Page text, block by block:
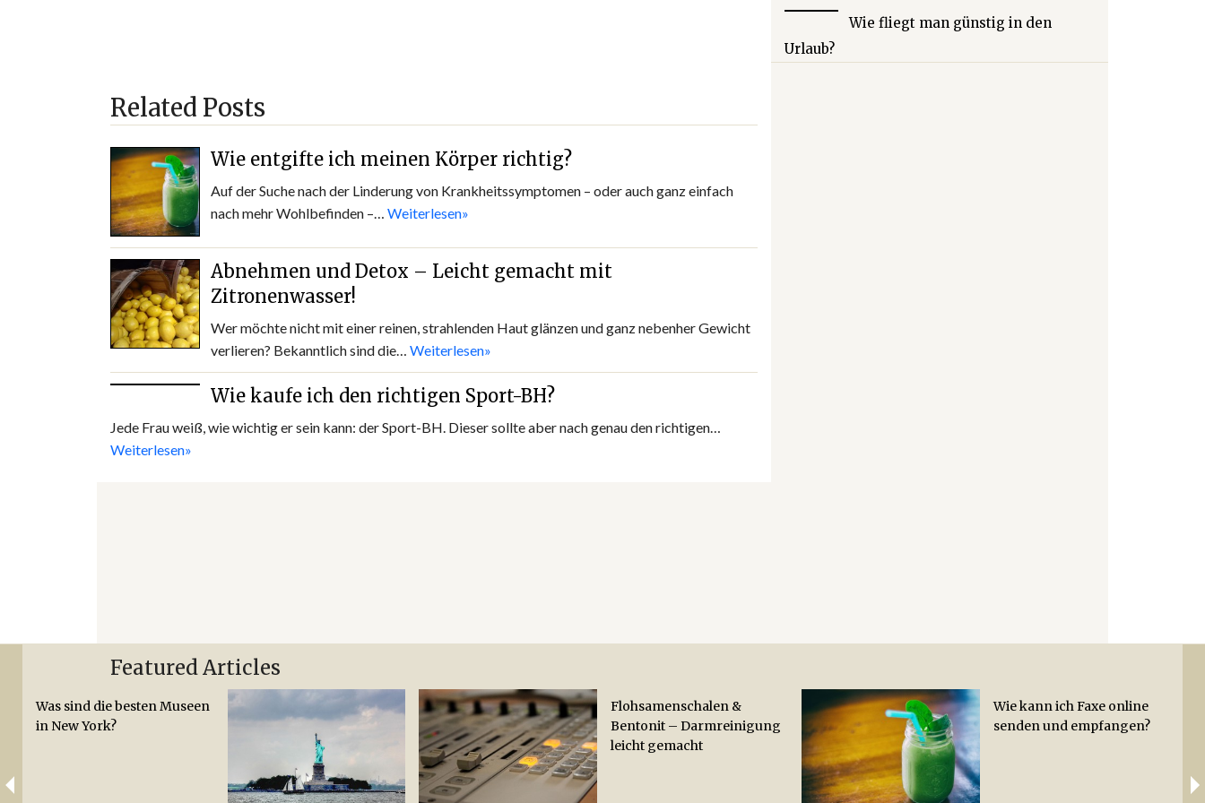
Related Posts
Wie entgifte ich meinen Körper richtig?
Auf der Suche nach der Linderung von Krankheitssymptomen – oder auch ganz einfach
nach mehr Wohlbefinden –… Weiterlesen»
Abnehmen und Detox – Leicht gemacht mit
Zitronenwasser!
Wer möchte nicht mit einer reinen, strahlenden Haut glänzen und ganz nebenher Gewicht
verlieren? Bekanntlich sind die… Weiterlesen»
Wie kaufe ich den richtigen Sport-BH?
Jede Frau weiß, wie wichtig er sein kann: der Sport-BH. Dieser sollte aber nach genau den richtigen…
Weiterlesen»
Wie fliegt man günstig in den
Urlaub?
Featured Articles
Was sind die besten Museen
in New York?
Flohsamenschalen &
Bentonit – Darmreinigung
leicht gemacht
Wie kann ich Faxe online
senden und empfangen?